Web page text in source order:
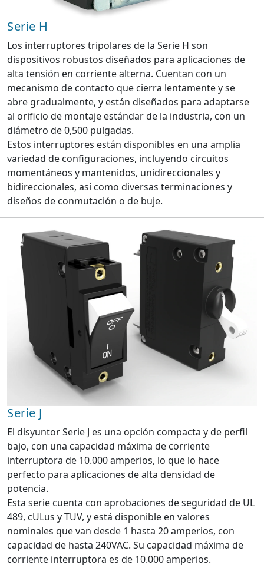
Serie H
Los interruptores tripolares de la Serie H son
dispositivos robustos diseñados para aplicaciones de
alta tensión en corriente alterna. Cuentan con un
mecanismo de contacto que cierra lentamente y se
abre gradualmente, y están diseñados para adaptarse
al orificio de montaje estándar de la industria, con un
diámetro de 0,500 pulgadas.
Estos interruptores están disponibles en una amplia
variedad de configuraciones, incluyendo circuitos
momentáneos y mantenidos, unidireccionales y
bidireccionales, así como diversas terminaciones y
diseños de conmutación o de buje.
Serie J
El disyuntor Serie J es una opción compacta y de perfil
bajo, con una capacidad máxima de corriente
interruptora de 10.000 amperios, lo que lo hace
perfecto para aplicaciones de alta densidad de
potencia.
Esta serie cuenta con aprobaciones de seguridad de UL
489, cULus y TUV, y está disponible en valores
nominales que van desde 1 hasta 20 amperios, con
capacidad de hasta 240VAC. Su capacidad máxima de
corriente interruptora es de 10.000 amperios.